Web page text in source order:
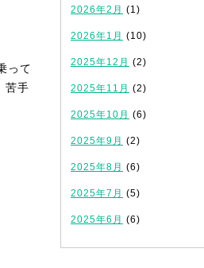
って
苦手
2026年2月 (1)
2026年1月 (10)
2025年12月 (2)
2025年11月 (2)
2025年10月 (6)
2025年9月 (2)
2025年8月 (6)
2025年7月 (5)
2025年6月 (6)